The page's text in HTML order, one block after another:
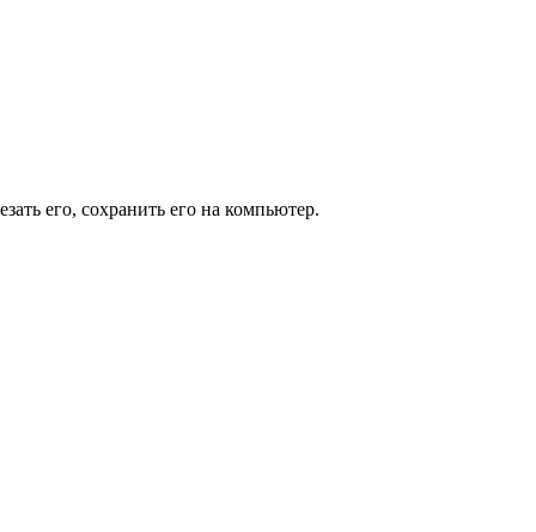
его, сохранить его на компьютер.